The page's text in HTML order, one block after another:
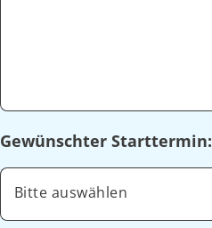
Gewünschter Starttermin:
Bitte auswählen